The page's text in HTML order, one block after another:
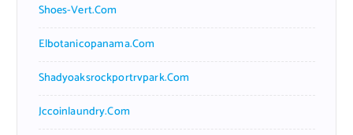
Shoes-Vert.com
Elbotanicopanama.com
Shadyoaksrockportrvpark.com
Jccoinlaundry.com